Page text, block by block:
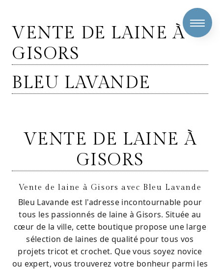
VENTE DE LAINE À
GISORS
BLEU LAVANDE
VENTE DE LAINE À
GISORS
Vente de laine à Gisors avec Bleu Lavande
Bleu Lavande est l'adresse incontournable pour
tous les passionnés de laine à Gisors. Située au
cœur de la ville, cette boutique propose une large
sélection de laines de qualité pour tous vos
projets tricot et crochet. Que vous soyez novice
ou expert, vous trouverez votre bonheur parmi les